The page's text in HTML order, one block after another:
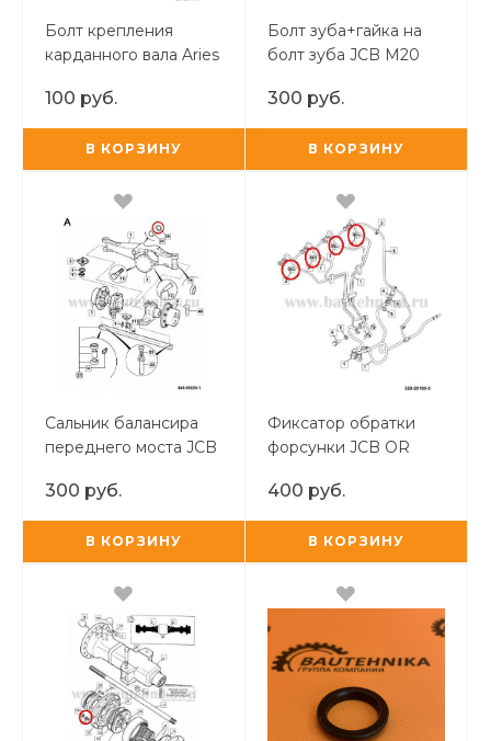
Болт крепления
карданного вала Aries
100 руб.
В КОРЗИНУ
Болт зуба+гайка на
болт зуба JCB М20
300 руб.
В КОРЗИНУ
Сальник балансира
переднего моста JCB
300 руб.
В КОРЗИНУ
Фиксатор обратки
форсунки JCB OR
400 руб.
В КОРЗИНУ